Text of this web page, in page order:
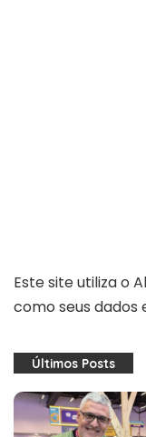
Este site utiliza o
como seus
Últimos Posts